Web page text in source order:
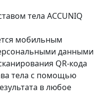
тела ACCUNIQ
мобильным
данными
QR-кода
тела с помощью
в любое